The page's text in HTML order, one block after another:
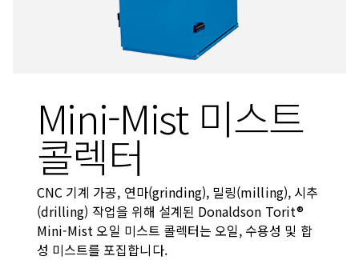
Mini-Mist 미스트
콜렉터
CNC 기계 가공, 연마(grinding), 밀링(milling), 시추
(drilling) 작업을 위해 설계된 Donaldson Torit®
Mini-Mist 오일 미스트 콜렉터는 오일, 수용성 및 합
성 미스트를 포집합니다.